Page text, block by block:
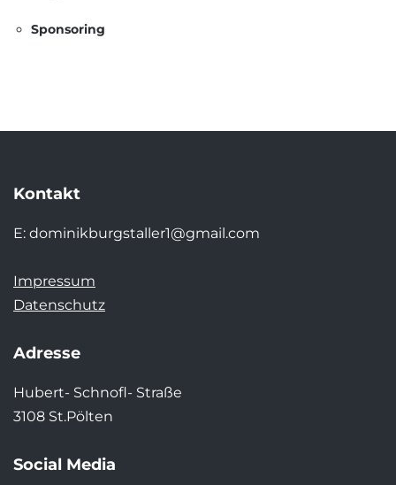
Sponsoring
Kontakt
E: dominikburgstaller1@gmail.com
Impressum
Datenschutz
Adresse
Hubert- Schnofl- Straße
3108 St.Pölten
Social Media